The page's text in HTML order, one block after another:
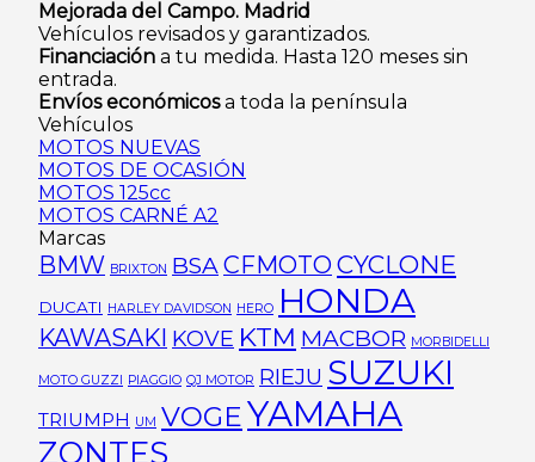
Mejorada del Campo. Madrid
Vehículos revisados y garantizados.
Financiación a tu medida. Hasta 120 meses sin
entrada.
Envíos económicosa toda la península
Vehículos
MOTOS NUEVAS
MOTOS DE OCASIÓN
MOTOS 125cc
MOTOS CARNÉ A2
Marcas
BMW BRIXTON BSACFMOTO CYCLONE
DUCATI HARLEY DAVIDSON HERO HONDA
KAWASAKI KOVE KTM MACBOR MORBIDELLI
MOTO GUZZI PIAGGIO QJ MOTOR RIEJU SUZUKI
TRIUMPH UM VOGEYAMAHA
ZONTES